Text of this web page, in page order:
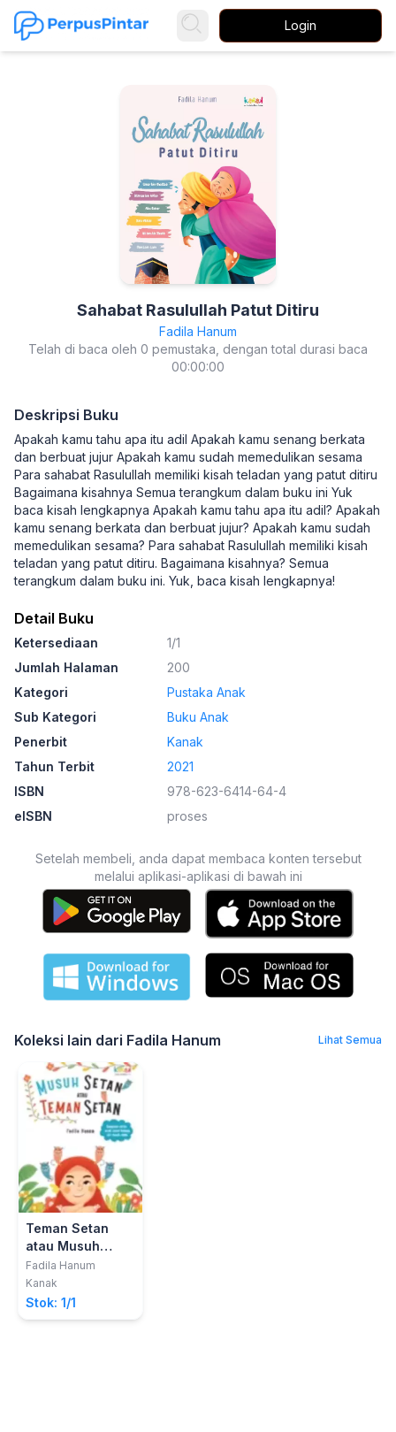
Login
Sahabat Rasulullah Patut Ditiru
Fadila Hanum
Telah di baca oleh 0 pemustaka, dengan total durasi baca
00:00:00
Deskripsi Buku
Apakah kamu tahu apa itu adil Apakah kamu senang berkata
dan berbuat jujur Apakah kamu sudah memedulikan sesama
Para sahabat Rasulullah memiliki kisah teladan yang patut ditiru
Bagaimana kisahnya Semua terangkum dalam buku ini Yuk
baca kisah lengkapnya Apakah kamu tahu apa itu adil? Apakah
kamu senang berkata dan berbuat jujur? Apakah kamu sudah
memedulikan sesama? Para sahabat Rasulullah memiliki kisah
teladan yang patut ditiru. Bagaimana kisahnya? Semua
terangkum dalam buku ini. Yuk, baca kisah lengkapnya!
Detail Buku
Ketersediaan
1/1
Jumlah Halaman
200
Kategori
Pustaka Anak
Sub Kategori
Buku Anak
Penerbit
Kanak
Tahun Terbit
2021
ISBN
978-623-6414-64-4
eISBN
proses
Setelah membeli, anda dapat membaca konten tersebut
melalui aplikasi-aplikasi di bawah ini
Koleksi lain dari Fadila Hanum Lihat Semua
Teman Setan
atau Musuh
Setan
Fadila Hanum
Kanak
Stok: 1/1